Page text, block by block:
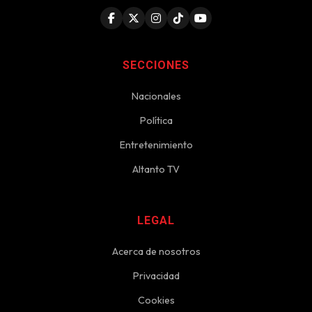
SECCIONES
Nacionales
Política
Entretenimiento
Altanto TV
LEGAL
Acerca de nosotros
Privacidad
Cookies